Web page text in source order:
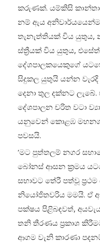
කරුණක්. යම්කිසි
නම් ඇය
තැනැත්තියක් විය යුතුය,
ස්ත්‍රීයක් විය යුතුය,
දේශපාලකයෙකුගේ
සිදුකල යුතුයි යන්න
දෙනා තුල දක්නට
දේශපාලන චරිත වටා
යනුවෙන් කොළඹ මහනගර
පවසයි.
‘මට පුත්තලම් නගර
බෝනස් ආසන ක්‍රමය
සභාවට තේරී පත්වූ
නියෝජිතවරිය මමයි. ඒ
පක්ෂය පිළිබඳවත්,
තනි තීරණය ප්‍රකාශ
ආගම වැනි කාරණා